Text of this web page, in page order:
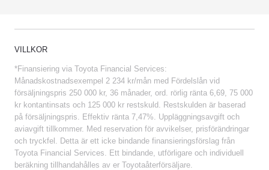
VILLKOR
*Finansiering via Toyota Financial Services:
Månadskostnadsexempel 2 234 kr/mån med Fördelslån vid
försäljningspris 250 000 kr, 36 månader, ord. rörlig ränta 6,69, 75 000
kr kontantinsats och 125 000 kr restskuld. Restskulden är baserad
på försäljningspris. Effektiv ränta 7,47%. Uppläggningsavgift och
aviavgift tillkommer. Med reservation för avvikelser, prisförändringar
och tryckfel. Detta är ett icke bindande finansieringsförslag från
Toyota Financial Services. Ett bindande, utförligare och individuell
beräkning tillhandahålles av er Toyotaåterförsäljare.